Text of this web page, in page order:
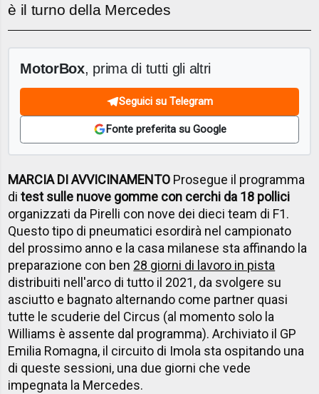
è il turno della Mercedes
MotorBox, prima di tutti gli altri
Seguici su Telegram
Fonte preferita su Google
MARCIA DI AVVICINAMENTO Prosegue il programma
ditest sulle nuove gomme con cerchi da 18 pollici
organizzati da Pirelli con nove dei dieci team di F1.
Questo tipo di pneumatici esordirà nel campionato
del prossimo anno e la casa milanese sta affinando la
preparazione con ben 28 giorni di lavoro in pista
distribuiti nell'arco di tutto il 2021, da svolgere su
asciutto e bagnato alternando come partner quasi
tutte le scuderie del Circus (al momento solo la
Williams è assente dal programma). Archiviato il GP
Emilia Romagna, il circuito di Imola sta ospitando una
di queste sessioni, una due giorni che vede
impegnata la Mercedes.